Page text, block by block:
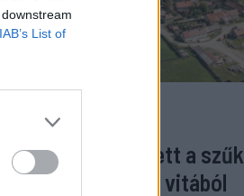
IAB’s List of
SZÉKELYHON
Tömegverekedés lett a szűk
mezőgazdasági úti vitából